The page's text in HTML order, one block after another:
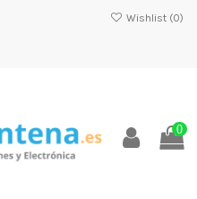
Wishlist (0)
0